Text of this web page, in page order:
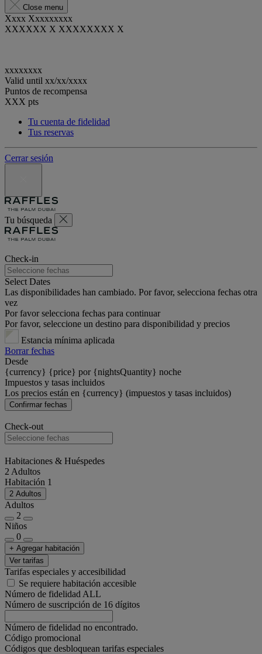
Close menu
Xxxx Xxxxxxxxx
XXXXXX X XXXXXXXX X
xxxxxxxx
Valid until xx/xx/xxxx
Puntos de recompensa
XXX pts
Tu cuenta de fidelidad
Tus reservas
Cerrar sesión
Tu búsqueda
Check-in
Select Dates
Las disponibilidades han cambiado. Por favor, selecciona fechas otra
vez
Por favor selecciona fechas para continuar
Por favor, seleccione un destino para disponibilidad y precios
Estancia mínima aplicada
Borrar fechas
Desde
{currency} {price} por {nightsQuantity} noche
Impuestos y tasas incluidos
Los precios están en {currency} (impuestos y tasas incluidos)
Confirmar fechas
Check-out
Habitaciones & Huéspedes
2 Adultos
Habitación 1
2 Adultos
Adultos
2
Niños
0
+ Agregar habitación
Ver tarifas
Tarifas especiales y accesibilidad
Se requiere habitación accesible
Número de fidelidad ALL
Número de suscripción de 16 dígitos
Número de fidelidad no encontrado.
Código promocional
Códigos que desbloquean tarifas especiales